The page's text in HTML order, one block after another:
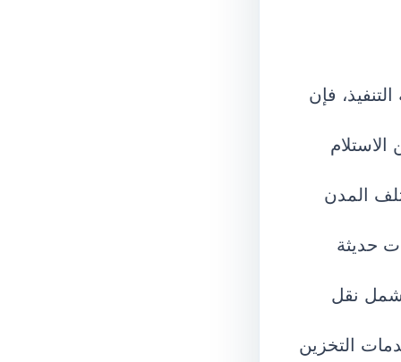
فإن
المدن
حديثة
نقل
التخزين